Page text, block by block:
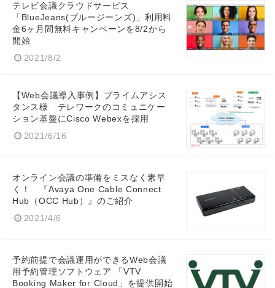
テレビ会議クラウドサービス
「BlueJeans(ブルージーンズ)」利用料
金6ヶ月間無料キャンペーンを8/2から
開始
2021/8/2
【Web会議導入事例】プライムアシス
タンス様 テレワークのコミュニケー
ション基盤にCisco Webexを採用
2021/6/16
オンライン会議の準備をミスなく素早
く！ 『Avaya One Cable Connect
Hub（OCC Hub）』のご紹介
2021/4/6
予約前提で会議運用ができるWeb会議
用予約管理ソフトウェア 「VTV
Booking Maker for Cloud」を提供開始